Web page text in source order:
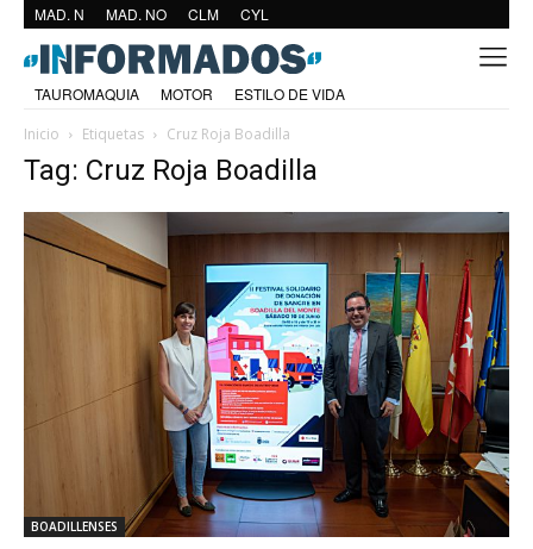
MAD. N MAD. NO CLM CYL
TAUROMAQUIA MOTOR
ESTILO DE VIDA
Inicio
Etiquetas Cruz Roja Boadilla
Tag: Cruz Roja Boadilla
BOADILLENSES